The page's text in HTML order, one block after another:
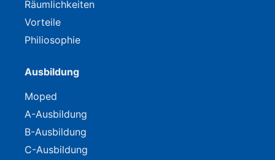
Räumlichkeiten
Vorteile
Philiosophie
Ausbildung
Moped
A-Ausbildung
B-Ausbildung
C-Ausbildung